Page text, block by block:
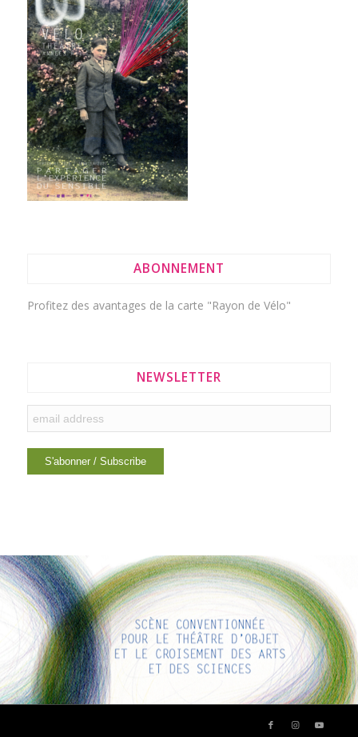
ABONNEMENT
Profitez des avantages de la carte "Rayon de Vélo"
NEWSLETTER
INTERESTING LINKS
Here are some interesting links for you! Enjoy your stay :)